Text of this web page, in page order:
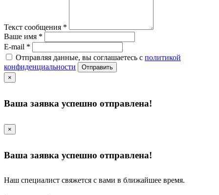
Текст сообщения *
Ваше имя *
E-mail *
Отправляя данные, вы соглашаетесь с политикой
конфиденциальности
Отправить
×
Ваша заявка успешно отправлена!
×
Ваша заявка успешно отправлена!
Наш специалист свяжется с вами в ближайшее время.